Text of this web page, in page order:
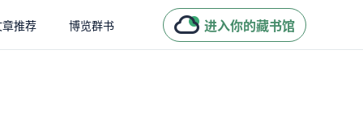
章推荐 博览群书 进入你的藏书馆